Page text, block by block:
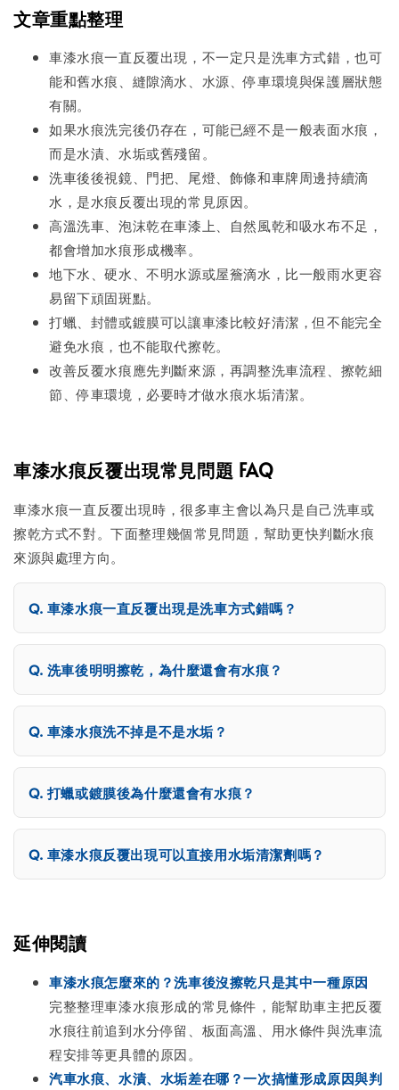
文章重點整理
車漆水痕一直反覆出現，不一定只是洗車方式錯，也可
能和舊水痕、縫隙滴水、水源、停車環境與保護層狀態
有關。
如果水痕洗完後仍存在，可能已經不是一般表面水痕，
而是水漬、水垢或舊殘留。
洗車後後視鏡、門把、尾燈、飾條和車牌周邊持續滴
水，是水痕反覆出現的常見原因。
高溫洗車、泡沫乾在車漆上、自然風乾和吸水布不足，
都會增加水痕形成機率。
地下水、硬水、不明水源或屋簷滴水，比一般雨水更容
易留下頑固斑點。
打蠟、封體或鍍膜可以讓車漆比較好清潔，但不能完全
避免水痕，也不能取代擦乾。
改善反覆水痕應先判斷來源，再調整洗車流程、擦乾細
節、停車環境，必要時才做水痕水垢清潔。
車漆水痕反覆出現常見問題 FAQ
車漆水痕一直反覆出現時，很多車主會以為只是自己洗車或
擦乾方式不對。下面整理幾個常見問題，幫助更快判斷水痕
來源與處理方向。
車漆水痕一直反覆出現是洗車方式錯嗎？
洗車後明明擦乾，為什麼還會有水痕？
車漆水痕洗不掉是不是水垢？
打蠟或鍍膜後為什麼還會有水痕？
車漆水痕反覆出現可以直接用水垢清潔劑嗎？
延伸閱讀
車漆水痕怎麼來的？洗車後沒擦乾只是其中一種原因
完整整理車漆水痕形成的常見條件，能幫助車主把反覆
水痕往前追到水分停留、板面高溫、用水條件與洗車流
程安排等更具體的原因。
汽車水痕、水漬、水垢差在哪？一次搞懂形成原因與判